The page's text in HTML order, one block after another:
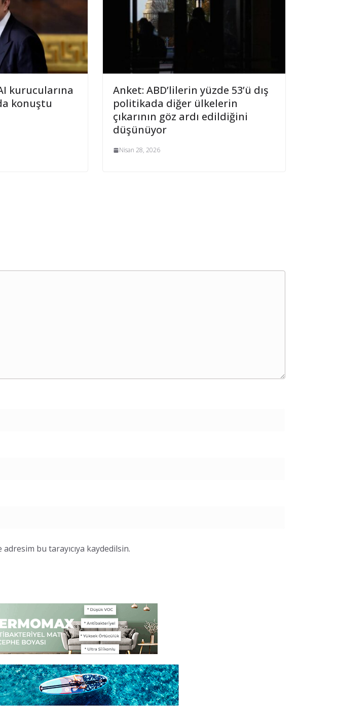
kurucularına
konuştu
Anket: ABD’lilerin yüzde 53’ü dış
politikada diğer ülkelerin
çıkarının göz ardı edildiğini
düşünüyor
Nisan 28, 2026
bu tarayıcıya kaydedilsin.